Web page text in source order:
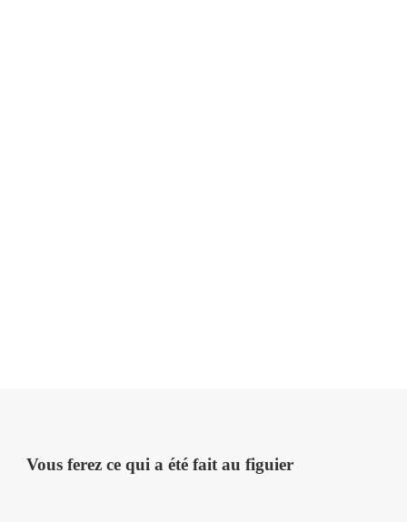
Vous ferez ce qui a été fait au figuier